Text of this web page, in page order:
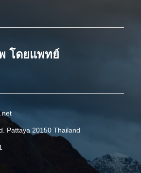
โดยแพทย์
Pattaya 20150 Thailand